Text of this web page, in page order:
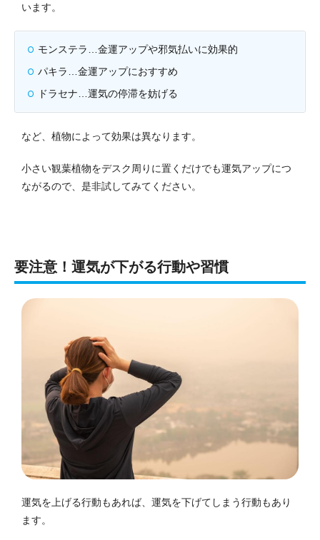
います。
モンステラ…金運アップや邪気払いに効果的
パキラ…金運アップにおすすめ
ドラセナ…運気の停滞を妨げる
など、植物によって効果は異なります。
小さい観葉植物をデスク周りに置くだけでも運気アップにつ
ながるので、是非試してみてください。
要注意！運気が下がる行動や習慣
運気を上げる行動もあれば、運気を下げてしまう行動もあり
ます。